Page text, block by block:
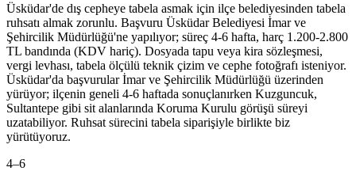
Üsküdar'de dış cepheye tabela asmak için ilçe belediyesinden tabela
ruhsatı almak zorunlu. Başvuru Üsküdar Belediyesi İmar ve
Şehircilik Müdürlüğü'ne yapılıyor; süreç 4-6 hafta, harç 1.200-2.800
TL bandında (KDV hariç). Dosyada tapu veya kira sözleşmesi,
vergi levhası, tabela ölçülü teknik çizim ve cephe fotoğrafı isteniyor.
Üsküdar'da başvurular İmar ve Şehircilik Müdürlüğü üzerinden
yürüyor; ilçenin geneli 4-6 haftada sonuçlanırken Kuzguncuk,
Sultantepe gibi sit alanlarında Koruma Kurulu görüşü süreyi
uzatabiliyor. Ruhsat sürecini tabela siparişiyle birlikte biz
yürütüyoruz.
4–6